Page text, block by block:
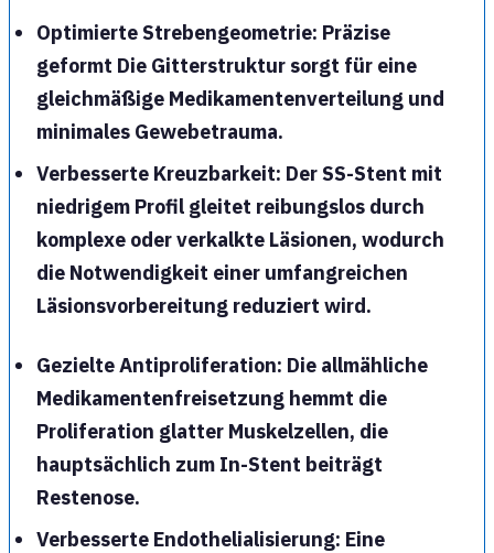
Optimierte Strebengeometrie: Präzise
geformt Die Gitterstruktur sorgt für eine
gleichmäßige Medikamentenverteilung und
minimales Gewebetrauma.
Verbesserte Kreuzbarkeit: Der SS-Stent mit
niedrigem Profil gleitet reibungslos durch
komplexe oder verkalkte Läsionen, wodurch
die Notwendigkeit einer umfangreichen
Läsionsvorbereitung reduziert wird.
Gezielte Antiproliferation: Die allmähliche
Medikamentenfreisetzung hemmt die
Proliferation glatter Muskelzellen, die
hauptsächlich zum In-Stent beiträgt
Restenose.
Verbesserte Endothelialisierung: Eine